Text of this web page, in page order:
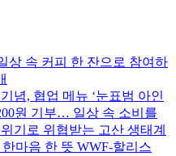
상 속 커피 한 잔으로 참여하
념, 협업 메뉴 ‘눈표범 아인
원 기부… 일상 속 소비를
기로 위협받는 고산 생태계
마음 한 뜻 WWF-할리스